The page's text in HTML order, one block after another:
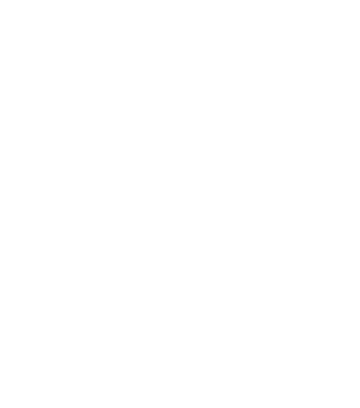
O societate
pentru troleibuzele
baza unor contracte
simplă. Începând cu
în listele cu
2020, al doilea –
implicarea în
întreprinderi din
companiile taxate de